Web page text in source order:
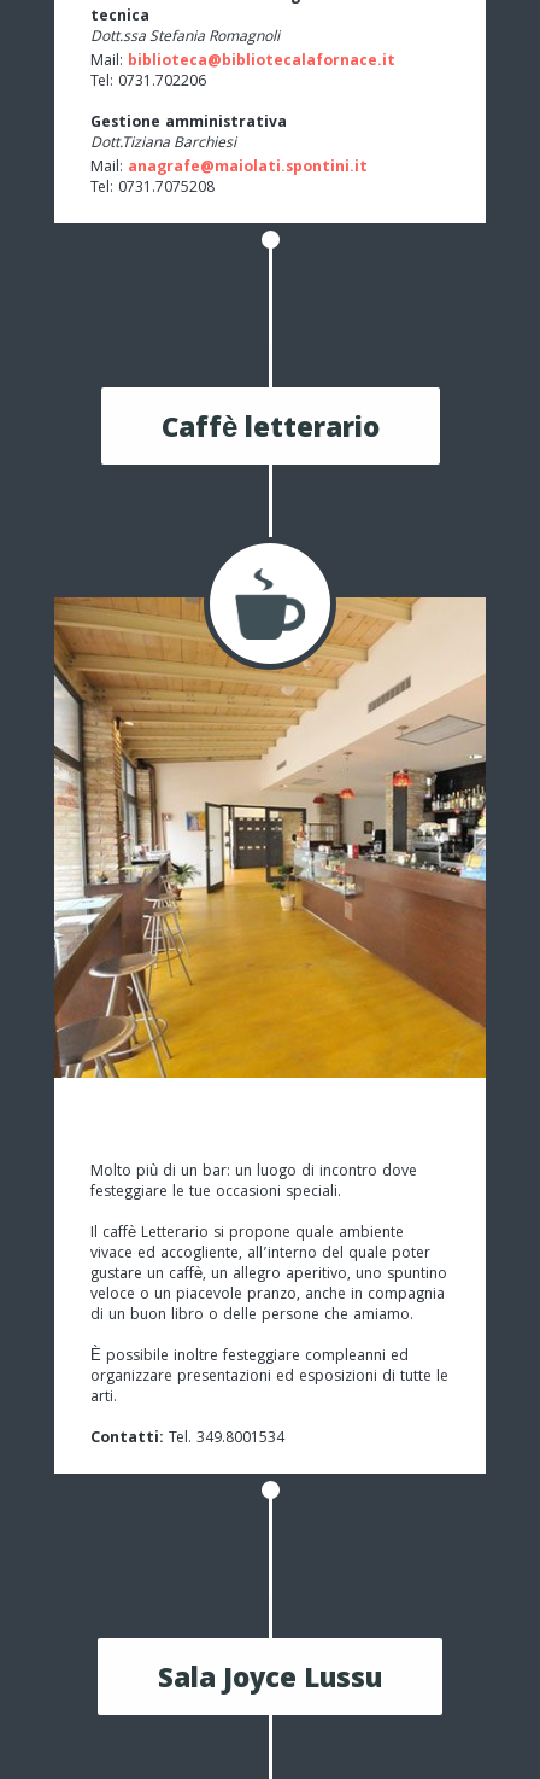
tecnica
Dott.ssa Stefania Romagnoli
Mail: biblioteca@bibliotecalafornace.it
Tel: 0731.702206
Gestione amministrativa
Dott.Tiziana Barchiesi
Mail: anagrafe@maiolati.spontini.it
Tel: 0731.7075208
Caffè letterario
Molto più di un bar: un luogo di incontro dove
festeggiare le tue occasioni speciali.
Il caffè Letterario si propone quale ambiente
vivace ed accogliente, all’interno del quale poter
gustare un caffè, un allegro aperitivo, uno spuntino
veloce o un piacevole pranzo, anche in compagnia
di un buon libro o delle persone che amiamo.
È possibile inoltre festeggiare compleanni ed
organizzare presentazioni ed esposizioni di tutte le
arti.
Contatti: Tel. 349.8001534
Sala Joyce Lussu